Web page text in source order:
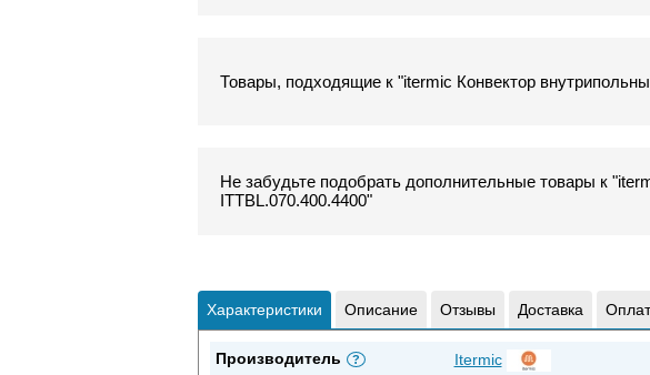
Товары, подходящие к "itermic Конвектор
Не забудьте подобрать дополнительные товары к
ITTBL.070.400.4400"
Характеристики Описание Отзывы Доставка
Производитель ? Itermic